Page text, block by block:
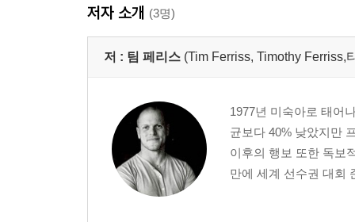
저자 소개 (3명)
저 : 팀 페리스 (Tim Ferriss, Timothy Ferriss,
1977년 미숙아로 태어
균보다 40% 낮았지만
이후의 행보 또한 독보
만에 세계 선수권 대회